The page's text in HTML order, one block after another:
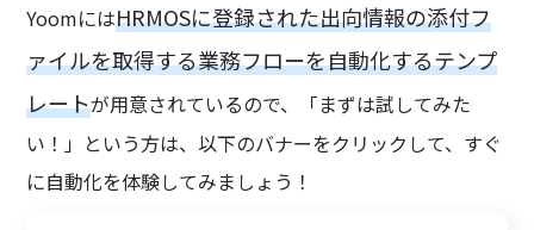
YoomにはHRMOSに登録された出向情報の添付フ
ァイルを取得する業務フローを自動化するテンプ
レートが用意されているので、「まずは試してみた
い！」という方は、以下のバナーをクリックして、すぐ
に自動化を体験してみましょう！